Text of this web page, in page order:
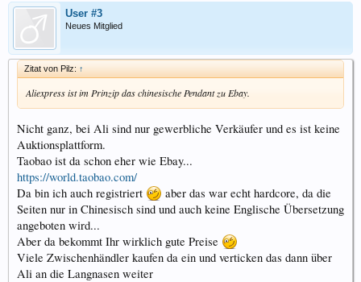
User #3
Neues Mitglied
Zitat von Pilz: ↑
Aliexpress ist im Prinzip das chinesische Pendant zu Ebay.
Nicht ganz, bei Ali sind nur gewerbliche Verkäufer und es ist keine
Auktionsplattform.
Taobao ist da schon eher wie Ebay...
https://world.taobao.com/
Da bin ich auch registriert
aber das war echt hardcore, da die
Seiten nur in Chinesisch sind und auch keine Englische Übersetzung
angeboten wird...
Aber da bekommt Ihr wirklich gute Preise
Viele Zwischenhändler kaufen da ein und verticken das dann über
Ali an die Langnasen weiter